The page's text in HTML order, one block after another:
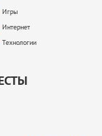
Игры
Интернет
Технологии